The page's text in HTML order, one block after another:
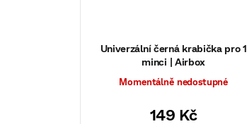
Univerzální černá krabička pro 1
minci | Airbox
Momentálně nedostupné
149 Kč